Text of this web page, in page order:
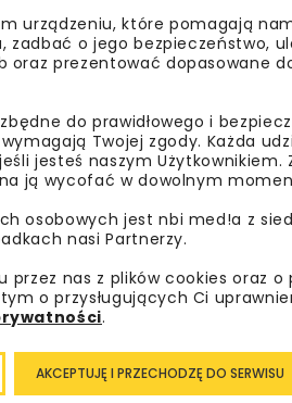
przejezdność na obu
w okresie wakacyjnym, kiedy to
PRZEBUDOWA
S86 KATOWICE WIADUKTY
więcej?
urządzeniu, które pomagają
zadbać o jego bezpieczeństwo,
oraz prezentować dopasowane
do prawidłowego i
Twojej zgody. Każda
jesteś naszym Użytkownikiem.
ją wycofać w dowolnym
osobowych jest nbi med!a z
nasi Partnerzy.
nas z plików cookies oraz o
o przysługujących Ci
.
AKCEPTUJĘ I PRZECHODZĘ DO SERWISU